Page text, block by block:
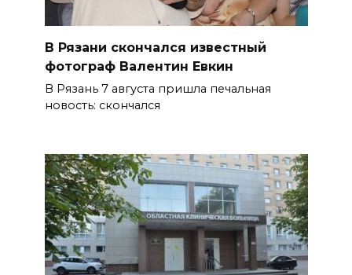
В Рязани скончался известный
фотограф Валентин Евкин
В Рязань 7 августа пришла печальная
новость: скончался